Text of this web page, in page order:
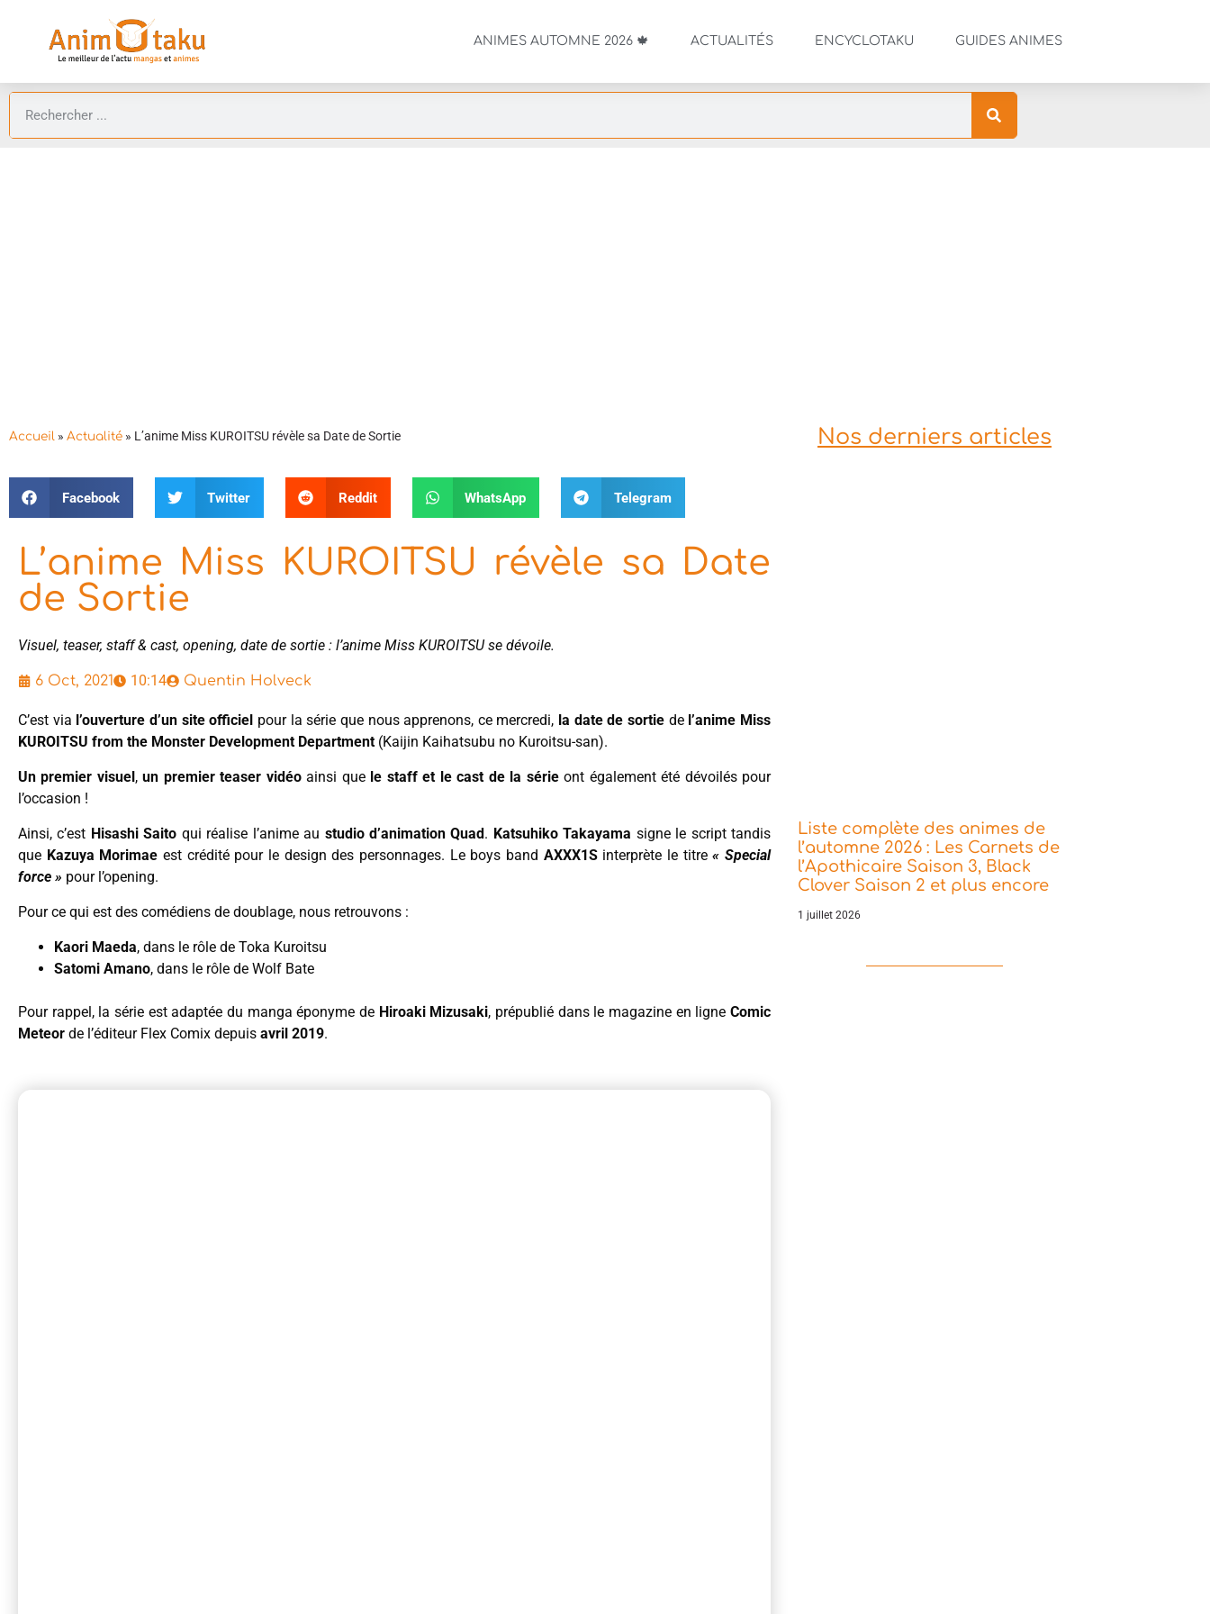
ANIMES AUTOMNE 2026 🍁 ACTUALITÉS ENCYCLOTAKU GUIDES ANIMES
Accueil » Actualité » L’anime Miss KUROITSU révèle sa Date de Sortie
Facebook Twitter Reddit WhatsApp Telegram
L’anime Miss KUROITSU révèle sa Date
de Sortie
Visuel, teaser, staff & cast, opening, date de sortie : l’anime Miss KUROITSU se dévoile.
6 Oct, 2021 10:14 Quentin Holveck
C’est via l’ouverture d’un site officiel pour la série que nous apprenons, ce mercredi, la date de sortie de l’anime Miss
KUROITSU from the Monster Development Department (Kaijin Kaihatsubu no Kuroitsu-san).
Un premier visuel,un premier teaser vidéoainsi que le staff et le cast de la sérieont également été dévoilés pour
l’occasion !
Ainsi, c’est Hisashi Saito qui réalise l’anime au studio d’animation Quad. Katsuhiko Takayama signe le script tandis
que Kazuya Morimae est crédité pour le design des personnages. Le boys band AXXX1Sinterprète le titre« Special
force » pour l’opening.
Pour ce qui est des comédiens de doublage, nous retrouvons :
Kaori Maeda, dans le rôle de Toka Kuroitsu
Satomi Amano, dans le rôle de Wolf Bate
Pour rappel, la série est adaptée du manga éponyme de Hiroaki Mizusaki, prépublié dans le magazine en ligneComic
Meteor de l’éditeur Flex Comix depuis avril 2019.
Nos derniers articles
Liste complète des animes de
l’automne 2026 : Les Carnets de
l’Apothicaire Saison 3, Black
Clover Saison 2 et plus encore
1 juillet 2026